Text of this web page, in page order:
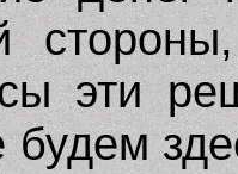
эти